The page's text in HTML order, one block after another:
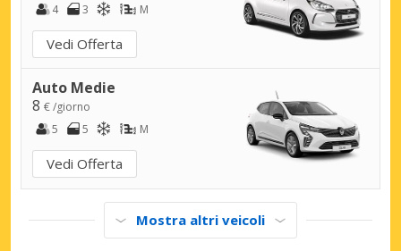
4
3 M
Vedi Offerta
Auto Medie
8 € /giorno
5
5 M
Vedi Offerta
Mostra altri veicoli